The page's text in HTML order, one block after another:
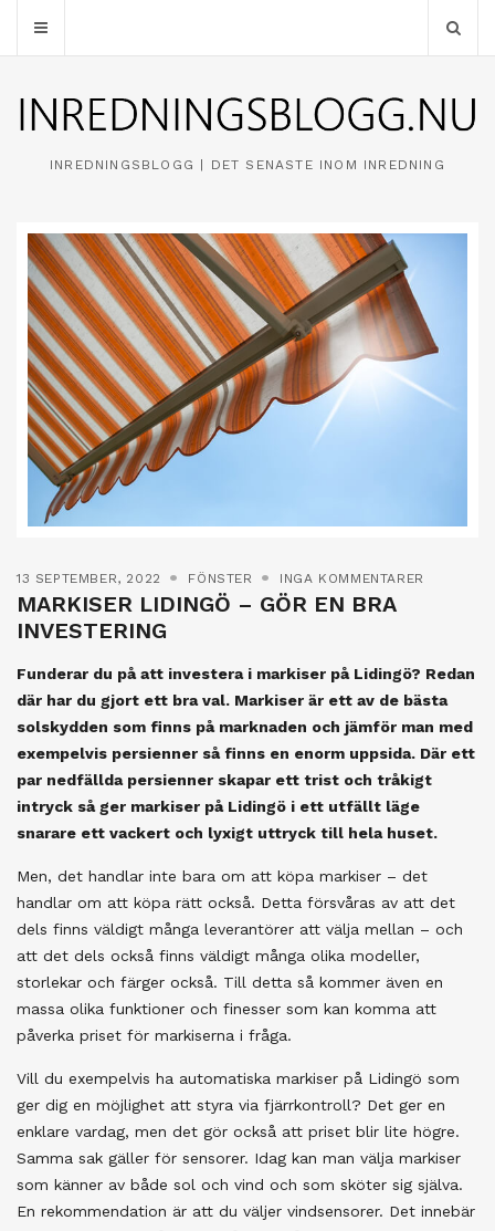
INREDNINGSBLOGG | DET SENASTE INOM INREDNING
13 SEPTEMBER, 2022 FÖNSTER INGA KOMMENTARER
MARKISER LIDINGÖ – GÖR EN BRA
INVESTERING
Funderar du på att investera i markiser på Lidingö? Redan
där har du gjort ett bra val. Markiser är ett av de bästa
solskydden som finns på marknaden och jämför man med
exempelvis persienner så finns en enorm uppsida. Där ett
par nedfällda persienner skapar ett trist och tråkigt
intryck så ger markiser på Lidingö i ett utfällt läge
snarare ett vackert och lyxigt uttryck till hela huset.
Men, det handlar inte bara om att köpa markiser – det
handlar om att köpa rätt också. Detta försvåras av att det
dels finns väldigt många leverantörer att välja mellan – och
att det dels också finns väldigt många olika modeller,
storlekar och färger också. Till detta så kommer även en
massa olika funktioner och finesser som kan komma att
påverka priset för markiserna i fråga.
Vill du exempelvis ha automatiska markiser på Lidingö som
ger dig en möjlighet att styra via fjärrkontroll? Det ger en
enklare vardag, men det gör också att priset blir lite högre.
Samma sak gäller för sensorer. Idag kan man välja markiser
som känner av både sol och vind och som sköter sig själva.
En rekommendation är att du väljer vindsensorer. Det innebär